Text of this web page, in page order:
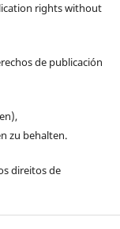
rights without
de publicación
zu behalten.
direitos de